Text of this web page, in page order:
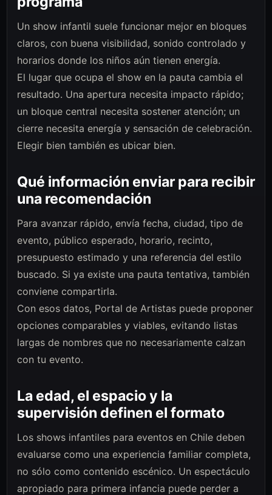
Un show infantil suele funcionar mejor en bloques
claros, con buena visibilidad, sonido controlado y
horarios donde los niños aún tienen energía.
El lugar que ocupa el show en la pauta cambia el
resultado. Una apertura necesita impacto rápido;
un bloque central necesita sostener atención; un
cierre necesita energía y sensación de celebración.
Elegir bien también es ubicar bien.
Qué información enviar para recibir
una recomendación
Para avanzar rápido, envía fecha, ciudad, tipo de
evento, público esperado, horario, recinto,
presupuesto estimado y una referencia del estilo
buscado. Si ya existe una pauta tentativa, también
conviene compartirla.
Con esos datos, Portal de Artistas puede proponer
opciones comparables y viables, evitando listas
largas de nombres que no necesariamente calzan
con tu evento.
La edad, el espacio y la
supervisión definen el formato
Los shows infantiles para eventos en Chile deben
evaluarse como una experiencia familiar completa,
no sólo como contenido escénico. Un espectáculo
apropiado para primera infancia puede perder a